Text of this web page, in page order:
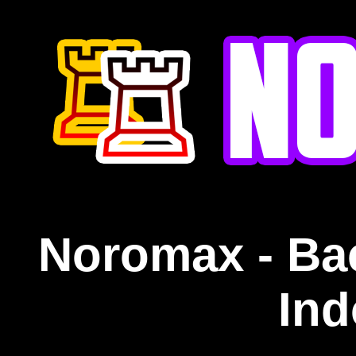
Noromax -